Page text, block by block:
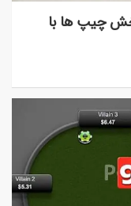
چرخش چیپ ها با